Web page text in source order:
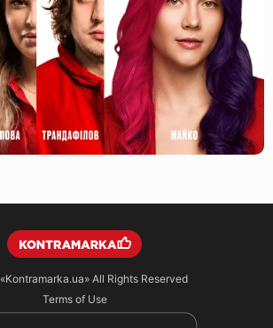
«Kontramarka.ua»All Rights Reserved
Terms of Use